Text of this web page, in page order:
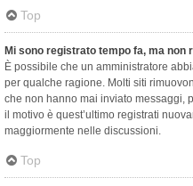
Top
Mi sono registrato tempo fa, ma non
È possibile che un amministratore
per qualche ragione. Molti siti
che non hanno mai inviato messaggi,
il motivo è quest’ultimo registrati
maggiormente nelle discussioni.
Top